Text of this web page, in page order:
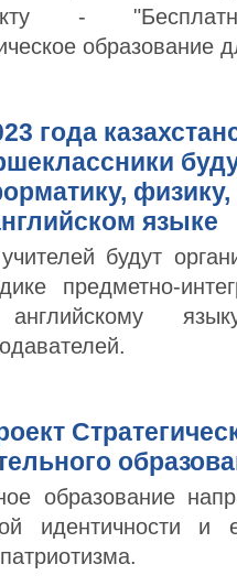
-
образование
года
языке
будут
предметно-
образование
идентичности и